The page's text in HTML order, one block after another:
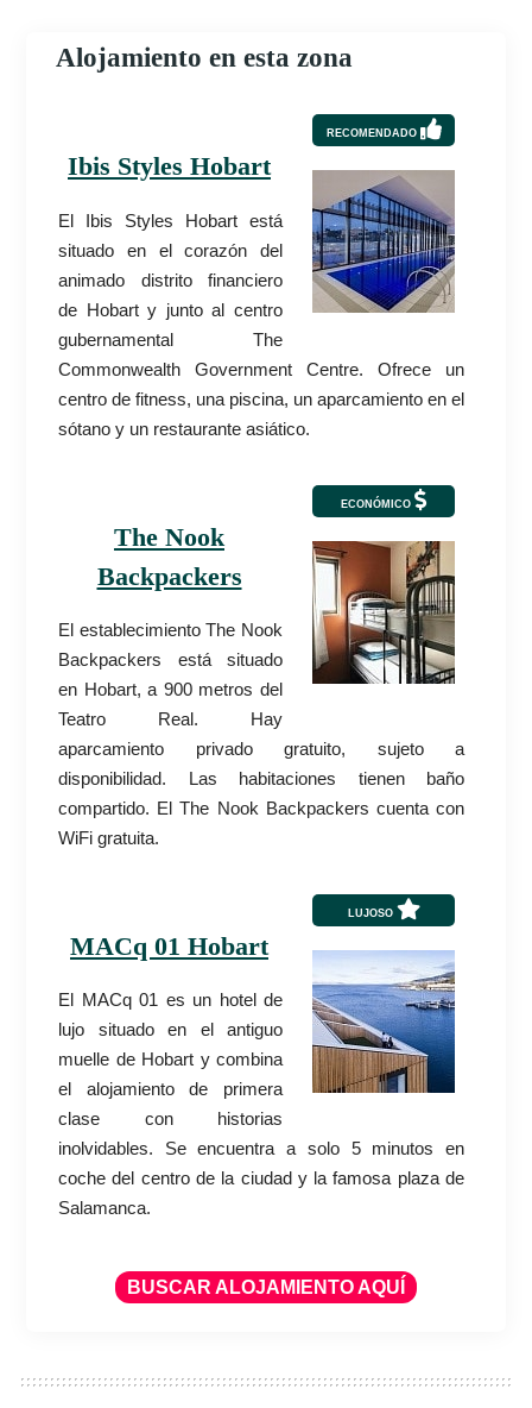
Alojamiento en esta zona
RECOMENDADO
Ibis Styles Hobart
El Ibis Styles Hobart está
situado en el corazón del
animado distrito financiero
de Hobart y junto al centro
gubernamental The
Commonwealth Government Centre. Ofrece un
centro de fitness, una piscina, un aparcamiento en el
sótano y un restaurante asiático.
ECONÓMICO
The Nook
Backpackers
El establecimiento The Nook
Backpackers está situado
en Hobart, a 900 metros del
Teatro Real. Hay
aparcamiento privado gratuito, sujeto a
disponibilidad. Las habitaciones tienen baño
compartido. El The Nook Backpackers cuenta con
WiFi gratuita.
LUJOSO
MACq 01 Hobart
El MACq 01 es un hotel de
lujo situado en el antiguo
muelle de Hobart y combina
el alojamiento de primera
clase con historias
inolvidables. Se encuentra a solo 5 minutos en
coche del centro de la ciudad y la famosa plaza de
Salamanca.
BUSCAR ALOJAMIENTO AQUÍ